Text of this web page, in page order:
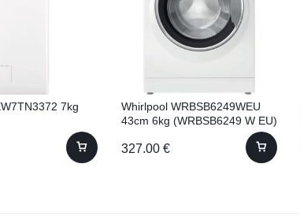
7kg
Whirlpool WRBSB6249WEU
43cm 6kg (WRBSB6249 W EU)
327.00 €